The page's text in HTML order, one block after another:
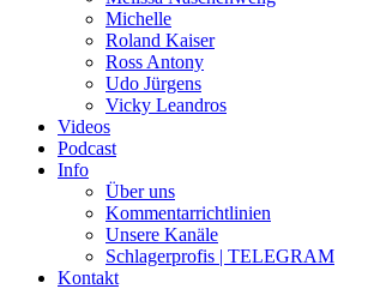
Michelle
Roland Kaiser
Ross Antony
Udo Jürgens
Vicky Leandros
Videos
Podcast
Info
Über uns
Kommentarrichtlinien
Unsere Kanäle
Schlagerprofis | TELEGRAM
Kontakt